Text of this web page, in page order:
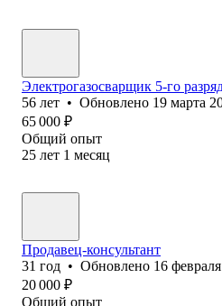
Электрогазосварщик 5-го
56 лет • Обновлено 19 марта
65 000 ₽
Общий опыт
25 лет 1 месяц
Продавец-консультант
31 год • Обновлено 16
20 000 ₽
Общий опыт